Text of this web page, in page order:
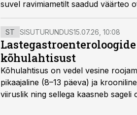
suvel ravimiametilt saadud
ST SISUTURUNDUS15.07.26, 10:08
kõhulahtisust
Kõhulahtisus on vedel vesine
pikaajaline (8–13 päeva) ja
viiruslik ning sellega kaasneb